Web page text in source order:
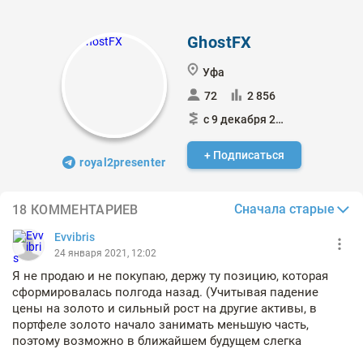
royal2presenter
GhostFX
Уфа
72
2 856
с 9 декабря 2014
+ Подписаться
18 КОММЕНТАРИЕВ Сначала старые
Evvibris
24 января 2021, 12:02
Я не продаю и не покупаю, держу ту позицию, которая
сформировалась полгода назад. (Учитывая падение
цены на золото и сильный рост на другие активы, в
портфеле золото начало занимать меньшую часть,
поэтому возможно в ближайшем будущем слегка